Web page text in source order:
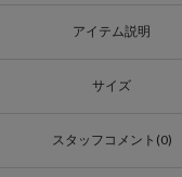
アイテム説明
サイズ
スタッフコメント(0)